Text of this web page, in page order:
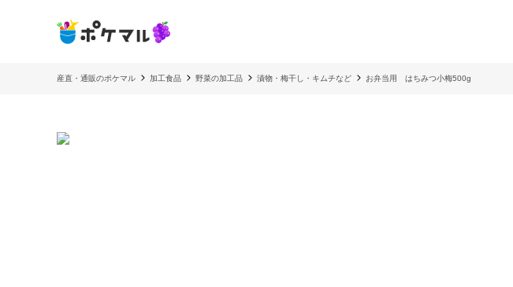
産直・通販のポケマル 加工食品 野菜の加工品 漬物・梅干し・キムチなど お弁当用 はちみつ小梅500g